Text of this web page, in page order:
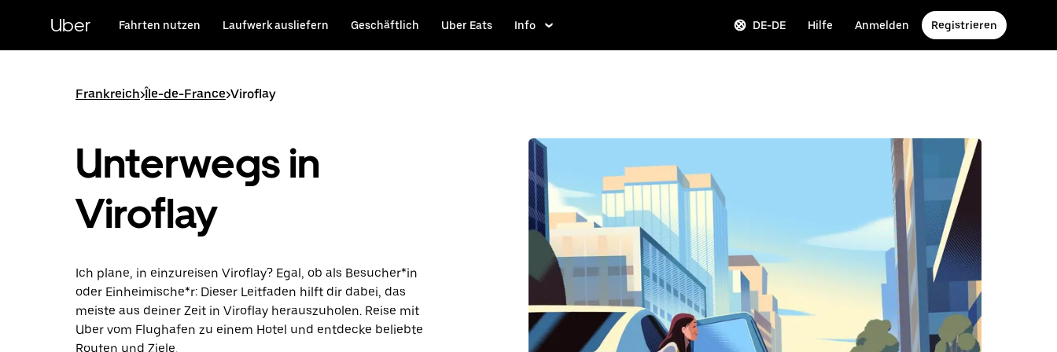
HauptinhaltUber Fahrten nutzen Laufwerk ausliefern Geschäftlich Uber Eats Info DE-DE Hilfe Anmelden Registrieren
Frankreich>Île-de-France>Viroflay
Unterwegs in
Viroflay
Ich plane, in einzureisen Viroflay? Egal, ob als Besucher*in
oder Einheimische*r: Dieser Leitfaden hilft dir dabei, das
meiste aus deiner Zeit in Viroflay herauszuholen. Reise mit
Uber vom Flughafen zu einem Hotel und entdecke beliebte
Routen und Ziele.